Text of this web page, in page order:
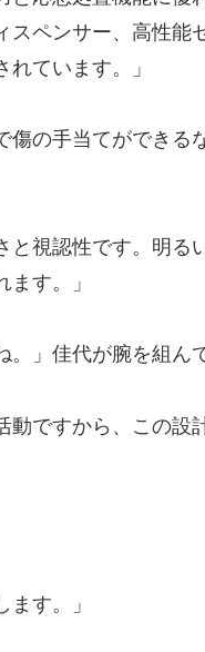
ペンサー、高性能
ています。」
傷の手当てができる
と視認性です。明る
す。」
」佳代が腕を組ん
動ですから、この設
す。」